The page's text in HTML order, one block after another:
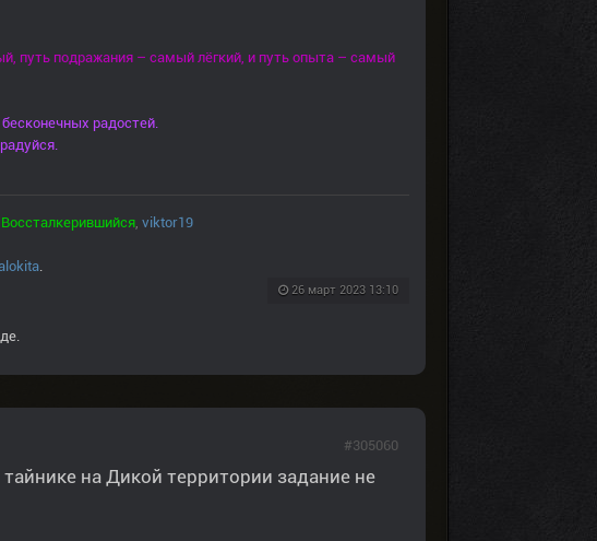
путь подражания – самый лёгкий, и путь опыта – самый
радостей.
Воссталкерившийся, viktor19
.
26 март 2023 13:10
на Дикой территории задание не
#305060